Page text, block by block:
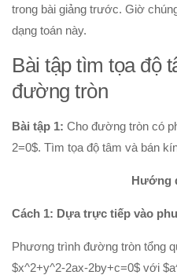
Phương pháp tọa độ trong
PT đường elip
Đại số 11
Phương trình lượng giác
Tổ hợp – Xac suất
Dãy số- CSC – CSN
Hình học 11
trong bài giảng trước. Giờ
dạng toán này.
Bài tập tìm tọa độ
đường tròn
Bài tập 1: Cho đường tròn có
2=0$. Tìm tọa độ tâm và bán
Hướng
Cách 1: Dựa trực tiếp vào
Phương trình đường tròn tổng
$x^2+y^2-2ax-2by+c=0$ với